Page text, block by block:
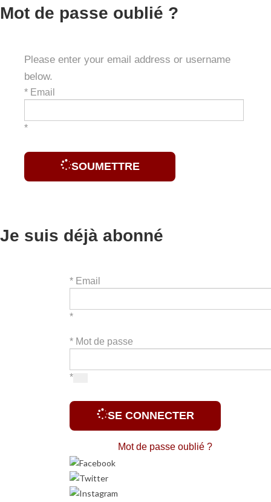
Mot de passe oublié ?
Please enter your email address or username
below.
* Email
*
SOUMETTRE
Je suis déjà abonné
* Email
*
* Mot de passe
*
SE CONNECTER
Mot de passe oublié ?